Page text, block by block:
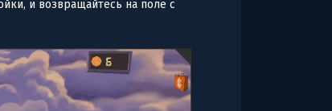
и возвращайтесь на поле с